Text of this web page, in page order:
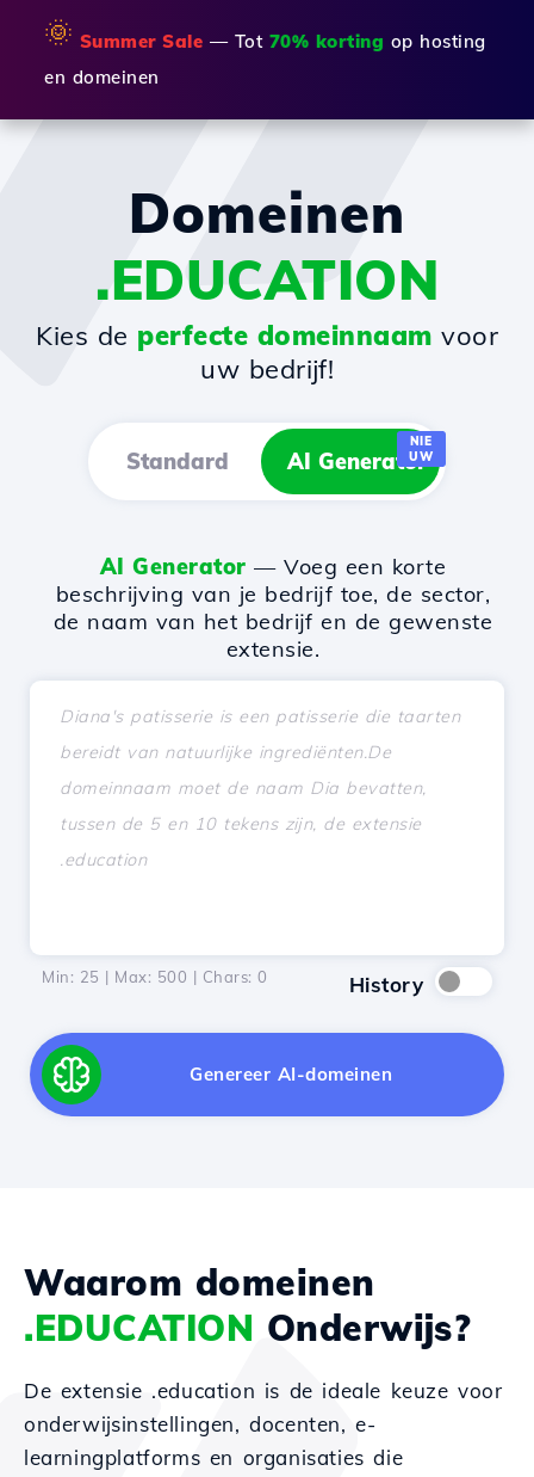
🌞 Summer Sale — Tot 70% korting op hosting
en domeinen
Domeinen
.EDUCATION
Kies de perfecte domeinnaam voor
uw bedrijf!
Standard AI Generator
NIE
UW
AI Generator — Voeg een korte
beschrijving van je bedrijf toe, de sector,
de naam van het bedrijf en de gewenste
extensie.
Min: 25 | Max: 500 | Chars: 0 History
Genereer AI-domeinen
Waarom domeinen
.EDUCATION Onderwijs?
De extensie .education is de ideale keuze voor
onderwijsinstellingen, docenten, e-
learningplatforms en organisaties die